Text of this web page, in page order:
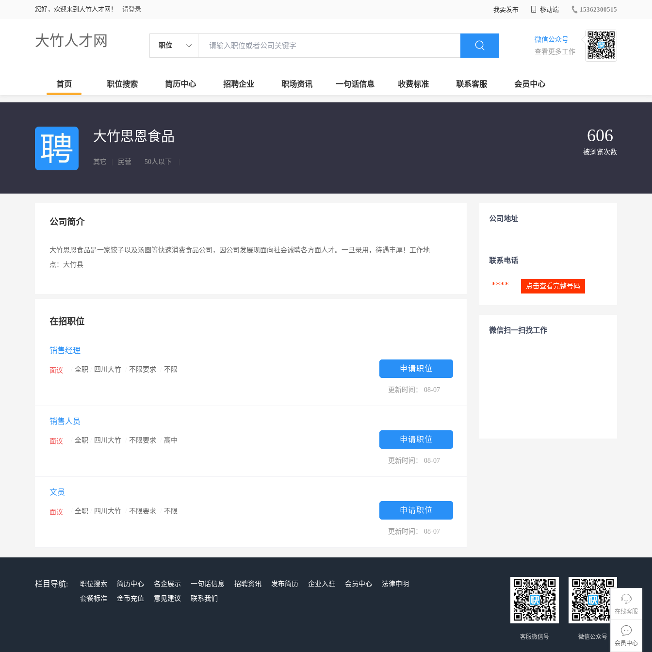
您好，欢迎来到大竹人才网！ 请登录 我要发布 移动端 15362300515
大竹人才网 职位
微信公众号
查看更多工作
首页 职位搜索 简历中心 招聘企业 职场资讯 一句话信息 收费标准 联系客服 会员中心
在线客服
会员中心
大竹思恩食品
其它 民营 50人以下
606
被浏览次数
公司简介
大竹思恩食品是一家饺子以及汤圆等快速消费食品公司，因公司发展现面向社会诚聘各方面人才。一旦录用，待遇丰厚！工作地
点：大竹县
在招职位
销售经理
面议 全职 四川大竹 不限要求 不限 申请职位
更新时间： 08-07
销售人员
面议 全职 四川大竹 不限要求 高中 申请职位
更新时间： 08-07
文员
面议 全职 四川大竹 不限要求 不限 申请职位
更新时间： 08-07
公司地址
联系电话
**** 点击查看完整号码
微信扫一扫找工作
栏目导航: 职位搜索 简历中心 名企展示 一句话信息 招聘资讯 发布简历 企业入驻 会员中心
法律申明
套餐标准
金币充值 意见建议 联系我们
微信公众号
客服微信号